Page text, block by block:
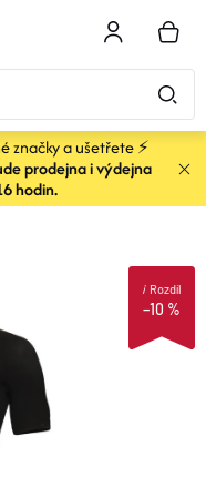
KOŠÍK
značky a ušetřete ⚡
prodejna i výdejna
hodin.
–10 %
iRozdíl